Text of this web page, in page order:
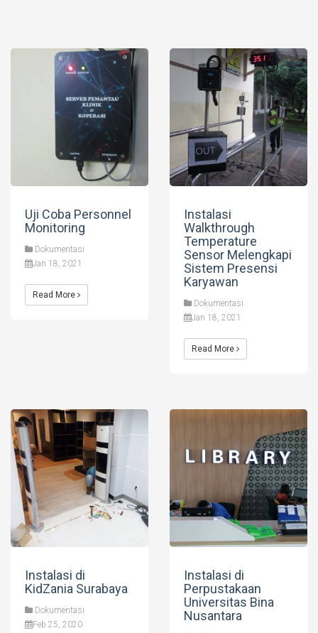
Uji Coba Personnel
Monitoring
Dokumentasi
Jan 18, 2021
Read More
Instalasi
Walkthrough
Temperature
Sensor Melengkapi
Sistem Presensi
Karyawan
Dokumentasi
Jan 18, 2021
Read More
Instalasi di
KidZania Surabaya
Dokumentasi
Feb 25, 2020
Instalasi di
Perpustakaan
Universitas Bina
Nusantara